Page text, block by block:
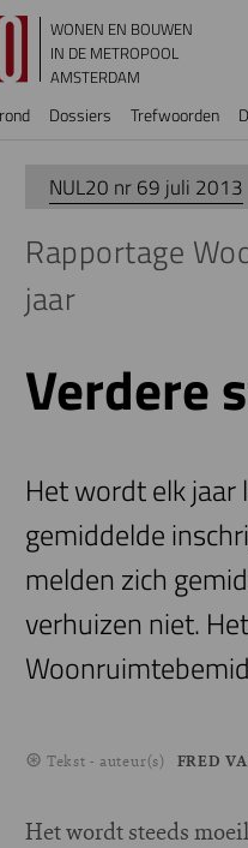
WONEN EN BOUWEN
IN DE METROPOOL
AMSTERDAM
Dossiers Trefwoorden
NUL20 nr 69 juli 2013
Rapportage
jaar
Verdere
Het wordt elk jaar
gemiddelde
melden zich
verhuizen niet.
Tekst - auteur(s) FRED
Het wordt steeds